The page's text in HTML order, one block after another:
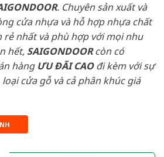
. Chuyên sản xuất và
cửa nhựa và hỗ hợp nhựa chất
rẻ nhất và phù hợp với mọi nhu
hết, SAIGONDOORcòn có
hàng ƯU ĐÃI CAOđi kèm với sự
cửa gỗ và cả phân khúc giá